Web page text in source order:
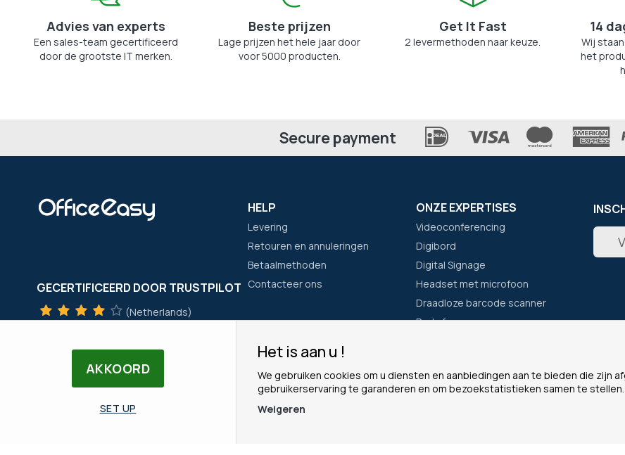
AKKOORD
SET UP
Het is aan u !
We gebruiken cookies om u diensten en aanbiedingen aan te bieden die zijn
gebruikerservaring te garanderen en om bezoekstatistieken samen te stellen.
Weigeren
Advies van experts
Een sales-team gecertificeerd
door de grootste IT merken.
Beste prijzen
Lage prijzen het hele jaar door
voor 5000 producten.
Get It Fast
2 levermethoden naar keuze.
14
Wij
het
Secure payment
GECERTIFICEERD DOOR TRUSTPILOT
(Netherlands)
HELP
Levering
Retouren en annuleringen
Betaalmethoden
Contacteer ons
ONZE EXPERTISES
Videoconferencing
Digibord
Digital Signage
Headset met microfoon
Draadloze barcode scanner
Portofoon
HET BEDRIJF
Wie zijn wij?
Ons Team
op
Eenvoudig bestellen